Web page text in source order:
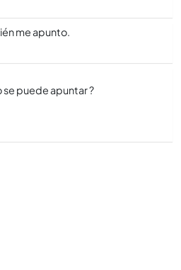
me apunto.
se puede apuntar ?